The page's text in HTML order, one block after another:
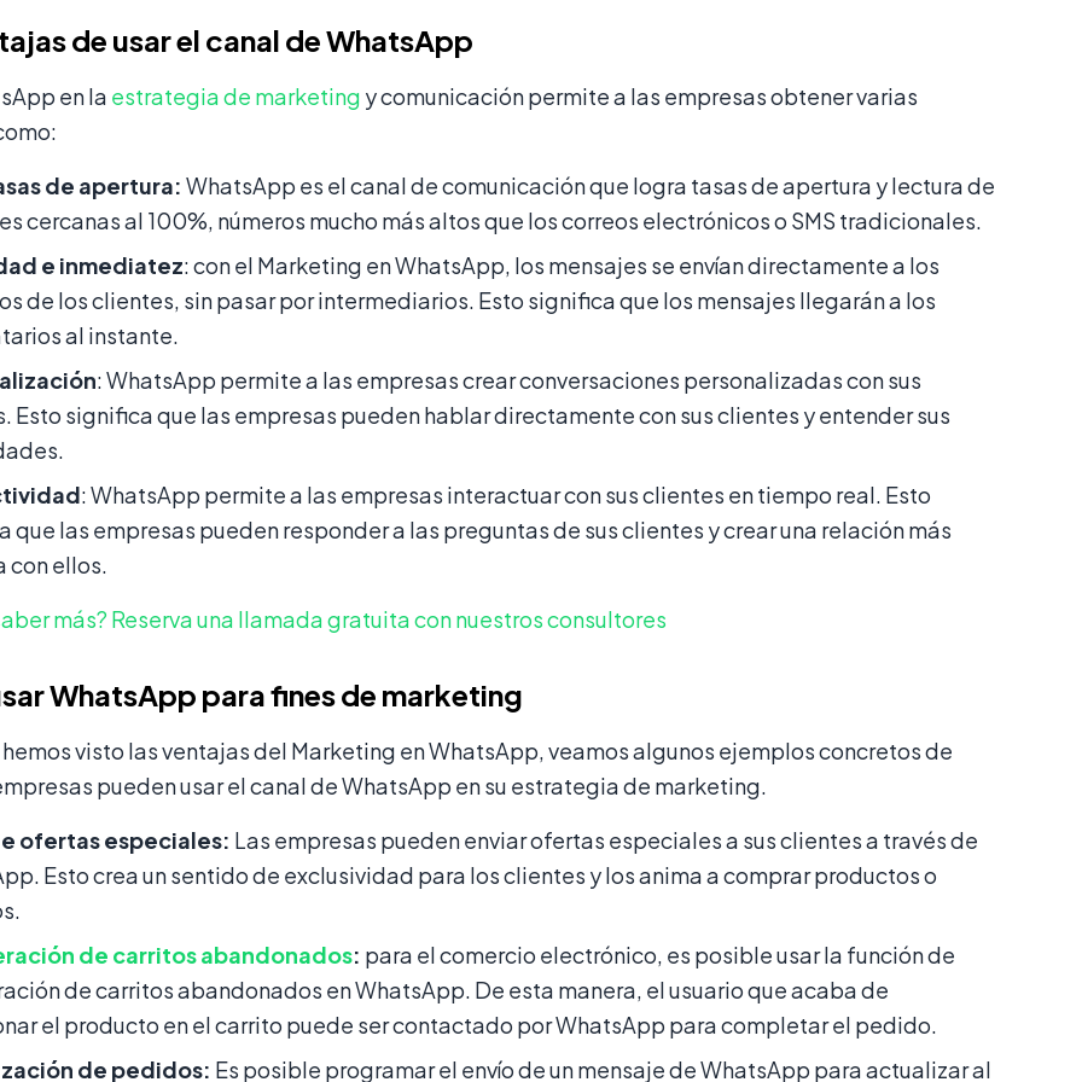
de usar el canal de WhatsApp
en la estrategia de marketing y comunicación permite a las empresas obtener varias
de apertura: WhatsApp es el canal de comunicación que logra tasas de apertura y lectura de
cercanas al 100%, números mucho más altos que los correos electrónicos o SMS tradicionales.
e inmediatez: con el Marketing en WhatsApp, los mensajes se envían directamente a los
de los clientes, sin pasar por intermediarios. Esto significa que los mensajes llegarán a los
al instante.
: WhatsApp permite a las empresas crear conversaciones personalizadas con sus
Esto significa que las empresas pueden hablar directamente con sus clientes y entender sus
: WhatsApp permite a las empresas interactuar con sus clientes en tiempo real. Esto
que las empresas pueden responder a las preguntas de sus clientes y crear una relación más
con ellos.
más? Reserva una llamada gratuita con nuestros consultores
WhatsApp para fines de marketing
visto las ventajas del Marketing en WhatsApp, veamos algunos ejemplos concretos de
pueden usar el canal de WhatsApp en su estrategia de marketing.
ofertas especiales: Las empresas pueden enviar ofertas especiales a sus clientes a través de
Esto crea un sentido de exclusividad para los clientes y los anima a comprar productos o
de carritos abandonados: para el comercio electrónico, es posible usar la función de
de carritos abandonados en WhatsApp. De esta manera, el usuario que acaba de
el producto en el carrito puede ser contactado por WhatsApp para completar el pedido.
de pedidos: Es posible programar el envío de un mensaje de WhatsApp para actualizar al